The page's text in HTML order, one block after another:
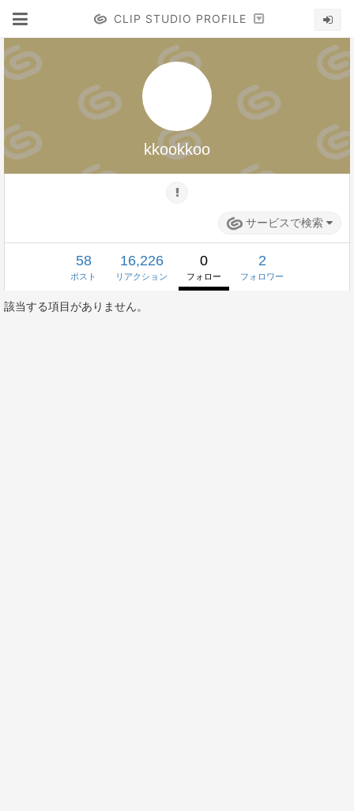
CLIP STUDIO PROFILE
kkookkoo
サービスで検索
58
ポスト
16,226
リアクション
0
フォロー
2
フォロワー
該当する項目がありません。